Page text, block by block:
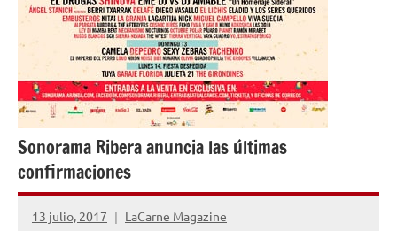
Sonorama Ribera anuncia las últimas
confirmaciones
13 julio, 2017 LaCarne Magazine
No